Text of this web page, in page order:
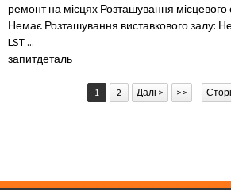
ремонт на місцях Розташування місцевого
Немає Розташування виставкового залу:
LST ...
запитдеталь
1 2 Далі > >>